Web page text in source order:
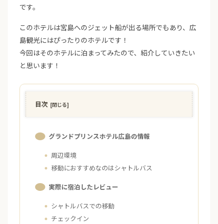
です。
このホテルは宮島へのジェット船が出る場所でもあり、広
島観光にはぴったりのホテルです！
今回はそのホテルに泊まってみたので、紹介していきたい
と思います！
目次
グランドプリンスホテル広島の情報
周辺環境
移動におすすめなのはシャトルバス
実際に宿泊したレビュー
シャトルバスでの移動
チェックイン